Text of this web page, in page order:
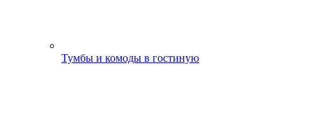
Тумбы и комоды в гостиную